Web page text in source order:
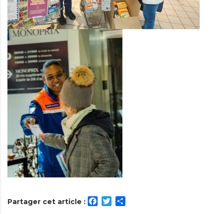
Partager cet article : Facebook
Twitter